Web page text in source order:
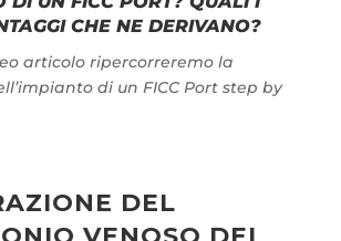
CHE NE DERIVANO?
articolo ripercorreremo la
di un FICC Port step by
DEL